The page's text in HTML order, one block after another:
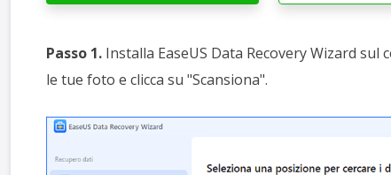
Passo 1.Installa EaseUS Data Recovery Wizard
le tue foto e clicca su "Scansiona".